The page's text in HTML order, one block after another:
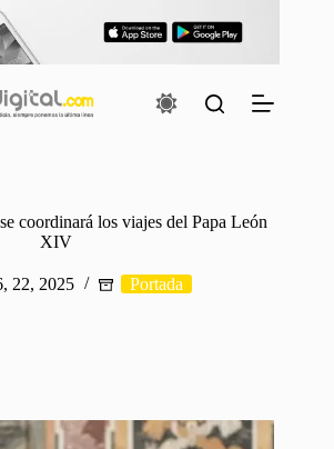
coordinará los viajes del Papa León
XIV
22, 2025 Portada